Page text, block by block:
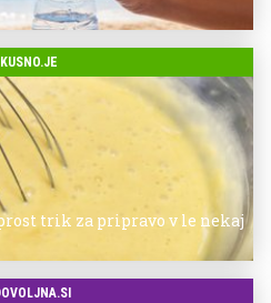
trik za pripravo v le nekaj